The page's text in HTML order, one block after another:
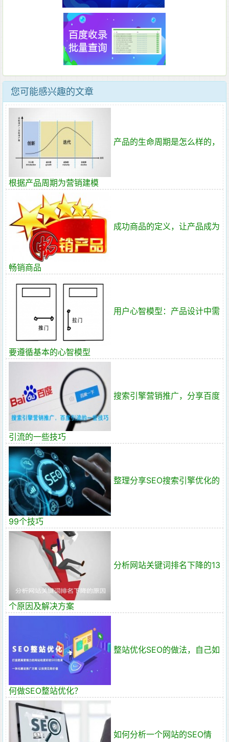
您可能感兴趣的文章
产品的生命周期是怎么样的，
根据产品周期为营销建模
成功商品的定义，让产品成为
畅销商品
用户心智模型：产品设计中需
要遵循基本的心智模型
搜索引擎营销推广，分享百度
引流的一些技巧
整理分享SEO搜索引擎优化的
99个技巧
分析网站关键词排名下降的13
个原因及解决方案
整站优化SEO的做法，自己如
何做SEO整站优化？
如何分析一个网站的SEO情